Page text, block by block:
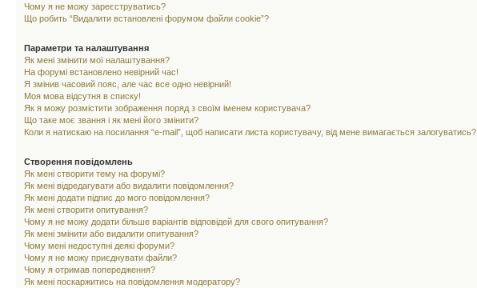
Чому я не можу зареєструватись?
Що робить “Видалити встановлені форумом файли cookie”?
Параметри та налаштування
Як мені змінити мої налаштування?
На форумі встановлено невірний час!
Я змінив часовий пояс, але час все одно невірний!
Моя мова відсутня в списку!
Як я можу розмістити зображення поряд з своїм іменем користувача?
Що таке моє звання і як мені його змінити?
Коли я натискаю на посилання “e-mail”, щоб написати листа користувачу, від мене вимагається залогуватись?
Створення повідомлень
Як мені створити тему на форумі?
Як мені відредагувати або видалити повідомлення?
Як мені додати підпис до мого повідомлення?
Як мені створити опитування?
Чому я не можу додати більше варіантів відповідей для свого опитування?
Як мені змінити або видалити опитування?
Чому мені недоступні деякі форуми?
Чому я не можу приєднувати файли?
Чому я отримав попередження?
Як мені поскаржитись на повідомлення модератору?